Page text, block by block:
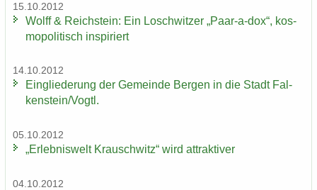
15.10.2012
Wolff & Reichs­tein: Ein Losch­wit­zer „Paar-​a-dox“, kos­
mo­po­li­tisch in­spi­riert
14.10.2012
Ein­glie­de­rung der Ge­mein­de Ber­gen in die Stadt Fal­
ken­stein/Vogtl.
05.10.2012
„Er­leb­nis­welt Krausch­witz“ wird at­trak­ti­ver
04.10.2012